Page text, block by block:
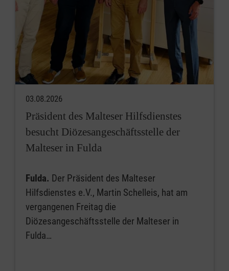
03.08.2026
Präsident des Malteser Hilfsdienstes
besucht Diözesangeschäftsstelle der
Malteser in Fulda
Fulda. Der Präsident des Malteser
Hilfsdienstes e.V., Martin Schelleis, hat am
vergangenen Freitag die
Diözesangeschäftsstelle der Malteser in
Fulda…